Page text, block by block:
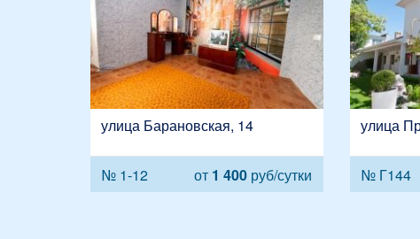
улица Барановская, 14
№ 1-12 от 1 400руб/сутки
улица
№ Г144